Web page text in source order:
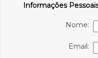
Informações
Nome:
Email: